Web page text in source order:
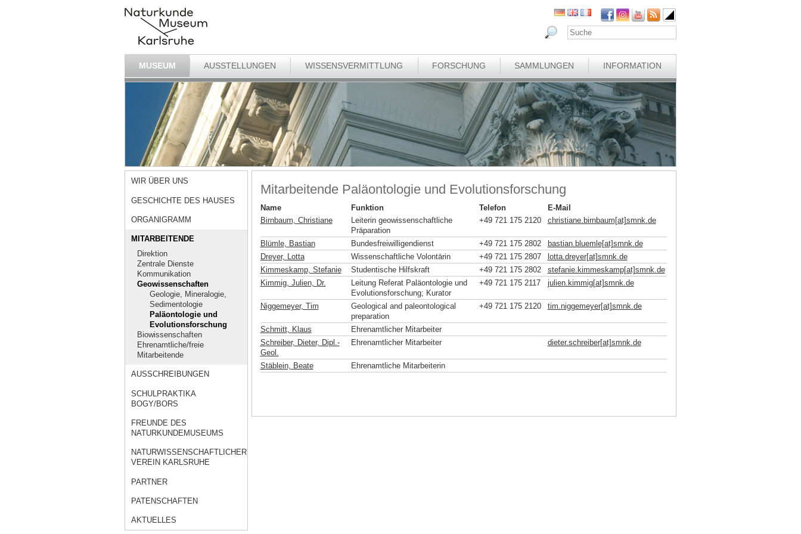
MUSEUM AUSSTELLUNGEN WISSENSVERMITTLUNG FORSCHUNG SAMMLUNGEN INFORMATION
WIR ÜBER UNS
GESCHICHTE DES HAUSES
ORGANIGRAMM
MITARBEITENDE
Direktion
Zentrale Dienste
Kommunikation
Geowissenschaften
Geologie, Mineralogie,
Sedimentologie
Paläontologie und
Evolutionsforschung
Biowissenschaften
Ehrenamtliche/freie
Mitarbeitende
AUSSCHREIBUNGEN
SCHULPRAKTIKA
BOGY/BORS
FREUNDE DES
NATURKUNDEMUSEUMS
NATURWISSENSCHAFTLICHER
VEREIN KARLSRUHE
PARTNER
PATENSCHAFTEN
AKTUELLES
Mitarbeitende Paläontologie und Evolutionsforschung
Name Funktion Telefon
E-Mail
Birnbaum, Christiane
Leiterin geowissenschaftliche
Präparation
+49 721 175 2120 christiane.birnbaum[at]smnk.de
Blümle, Bastian Bundesfreiwilligendienst +49 721 175 2802 bastian.bluemle[at]smnk.de
Dreyer, Lotta
Wissenschaftliche Volontärin +49 721 175 2807 lotta.dreyer[at]smnk.de
Kimmeskamp, Stefanie
Studentische Hilfskraft +49 721 175 2802 stefanie.kimmeskamp[at]smnk.de
Kimmig, Julien, Dr.
Leitung Referat Paläontologie und
Evolutionsforschung; Kurator
+49 721 175 2117 julien.kimmig[at]smnk.de
Niggemeyer, Tim
Geological and paleontological
preparation
+49 721 175 2120 tim.niggemeyer[at]smnk.de
Schmitt, Klaus
Ehrenamtlicher Mitarbeiter
Schreiber, Dieter, Dipl.-
Geol.
Ehrenamtlicher Mitarbeiter dieter.schreiber[at]smnk.de
Stäblein, Beate Ehrenamtliche Mitarbeiterin